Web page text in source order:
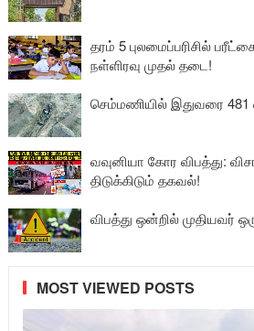
தரம் 5 புலமைப்பரிசில்
நள்ளிரவு முதல் தடை!
செம்மணியில் இதுவரை 481
வவுனியா கோர விபத்து:
திடுக்கிடும் தகவல்!
விபத்து ஒன்றில் முதியவர்
MOST VIEWED POSTS